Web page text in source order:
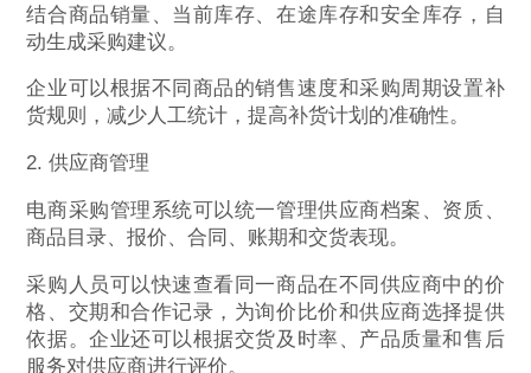
结合商品销量、当前库存、在途库存和安全库存，自
动生成采购建议。
企业可以根据不同商品的销售速度和采购周期设置补
货规则，减少人工统计，提高补货计划的准确性。
2. 供应商管理
电商采购管理系统可以统一管理供应商档案、资质、
商品目录、报价、合同、账期和交货表现。
采购人员可以快速查看同一商品在不同供应商中的价
格、交期和合作记录，为询价比价和供应商选择提供
依据。企业还可以根据交货及时率、产品质量和售后
服务对供应商进行评价。